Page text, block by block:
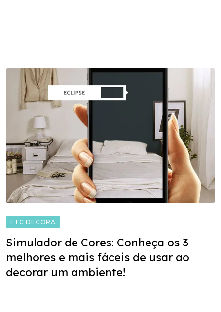
FTC DECORA
Simulador de Cores: Conheça os 3
melhores e mais fáceis de usar ao
decorar um ambiente!